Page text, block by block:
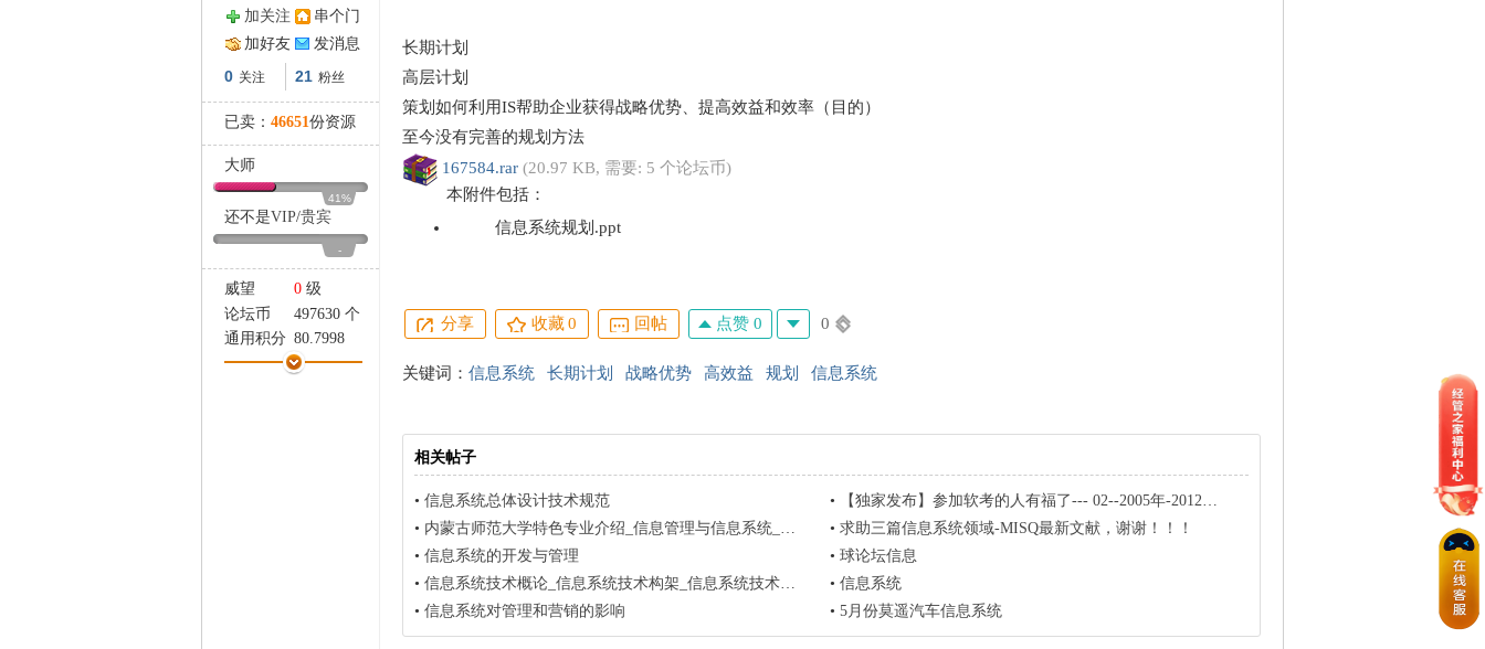
加关注
串个门
加好友
发消息
0 关注 21 粉丝
已卖： 46651份资源
大师
41%
还不是VIP/贵宾
-
威望 0 级
论坛币
497630 个
通用积分 80.7998
学术水平
60 点
长期计划
高层计划
策划如何利用IS帮助企业获得战略优势、提高效益和效率（目的）
至今没有完善的规划方法
167584.rar (20.97 KB, 需要: 5 个论坛币)
本附件包括：
信息系统规划.ppt
分享 收藏0 回帖 点赞 0 0
关键词： 信息系统 长期计划 战略优势 高效益 规划 信息系统
相关帖子
• 信息系统总体设计技术规范 •
【独家发布】参加软考的人有福了--- 02--2005年-2012年信息系统项目理师考试上午案例论文真题与答
• 内蒙古师范大学特色专业介绍_信息管理与信息系统_专业课程介绍_专业排名_就业方向 • 求助三篇信息系统领域-MISQ最新文献，谢谢！！！
• 信息系统的开发与管理 • 球论坛信息
• 信息系统技术概论_信息系统技术构架_信息系统技术应用 • 信息系统
• 信息系统对管理和营销的影响 • 5月份莫遥汽车信息系统